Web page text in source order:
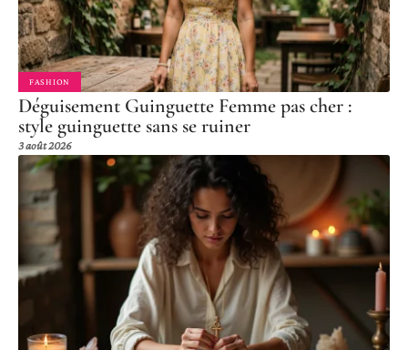
FASHION
Déguisement Guinguette Femme pas cher :
style guinguette sans se ruiner
3 août 2026